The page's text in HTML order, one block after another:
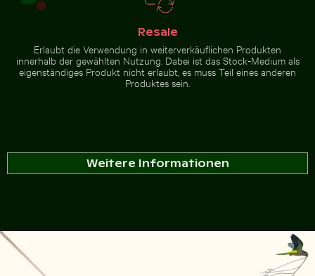
Resale
Erlaubt die Verwendung in weiterverkäuflichen Produkten
innerhalb der gewählten Nutzung. Dabei ist das Stock-Medium als
eigenständiges Produkt nicht erlaubt, es muss Teil eines anderen
Produktes sein.
Weitere Informationen